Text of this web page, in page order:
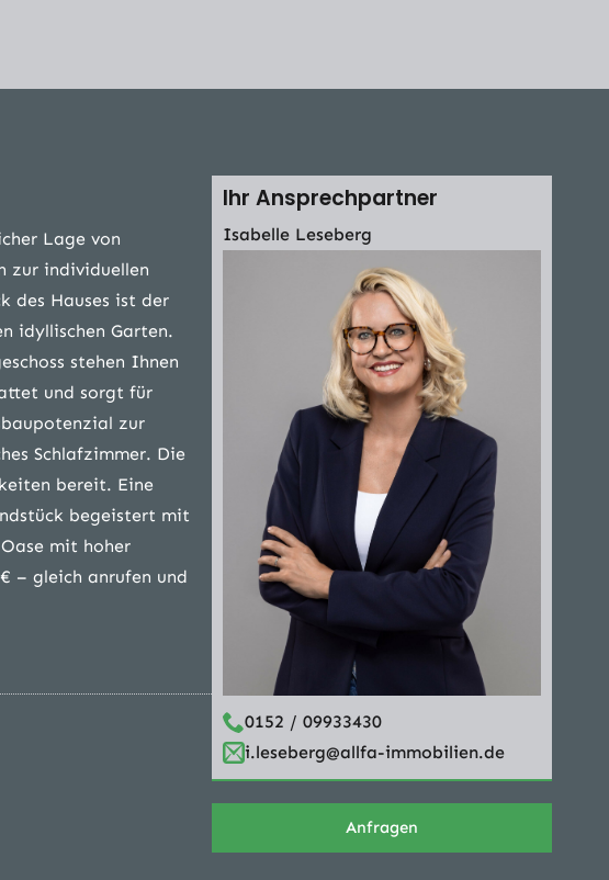
Lage von
zur individuellen
des Hauses ist der
idyllischen Garten.
stehen Ihnen
und sorgt für
zur
Schlafzimmer. Die
bereit. Eine
begeistert mit
mit hoher
– gleich anrufen und
Ihr Ansprechpartner
Isabelle Leseberg
0152 / 09933430
i.leseberg@allfa-immobilien.de
Anfragen